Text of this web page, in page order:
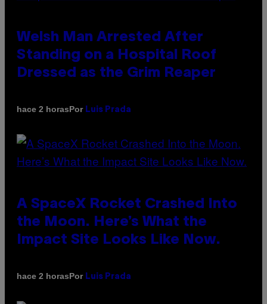
Welsh Man Arrested After
Standing on a Hospital Roof
Dressed as the Grim Reaper
hace 2 horasPor Luis Prada
A SpaceX Rocket Crashed Into
the Moon. Here’s What the
Impact Site Looks Like Now.
hace 2 horasPor Luis Prada